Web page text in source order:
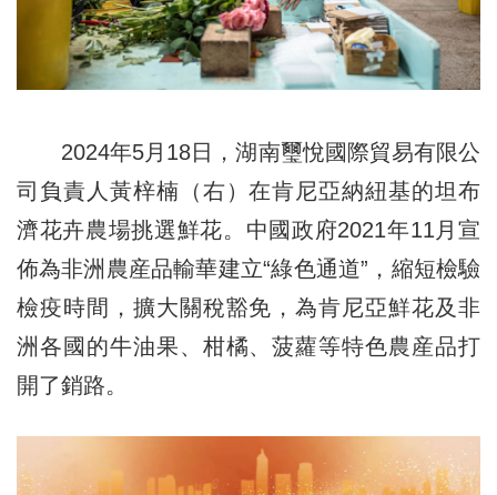
2024年5月18日，湖南璽悅國際貿易有限公
司負責人黃梓楠（右）在肯尼亞納紐基的坦布
濟花卉農場挑選鮮花。中國政府2021年11月宣
佈為非洲農産品輸華建立“綠色通道”，縮短檢驗
檢疫時間，擴大關稅豁免，為肯尼亞鮮花及非
洲各國的牛油果、柑橘、菠蘿等特色農産品打
開了銷路。